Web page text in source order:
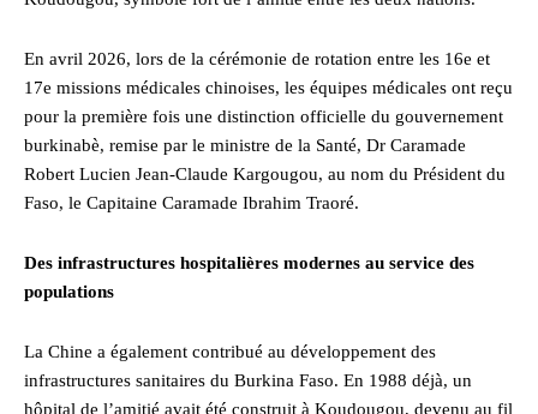
En avril 2026, lors de la cérémonie de rotation entre les 16e et
17e missions médicales chinoises, les équipes médicales ont reçu
pour la première fois une distinction officielle du gouvernement
burkinabè, remise par le ministre de la Santé, Dr Caramade
Robert Lucien Jean-Claude Kargougou, au nom du Président du
Faso, le Capitaine Caramade Ibrahim Traoré.
Des infrastructures hospitalières modernes au service des
populations
La Chine a également contribué au développement des
infrastructures sanitaires du Burkina Faso. En 1988 déjà, un
hôpital de l’amitié avait été construit à Koudougou, devenu au fil